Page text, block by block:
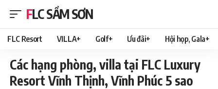
FLC SẦM SƠN
FLC Resort VILLA+ Golf+ Ưu đãi+ Hội họp, Gala+
Các hạng phòng, villa tại FLC Luxury
Resort Vĩnh Thịnh, Vĩnh Phúc 5 sao